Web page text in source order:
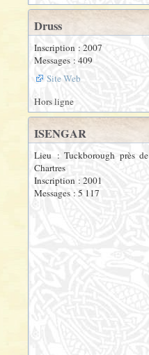
Druss
Inscription : 2007
Messages : 409
Site Web
Hors ligne
ISENGAR
Lieu : Tuckborough près de
Chartres
Inscription : 2001
Messages : 5 117